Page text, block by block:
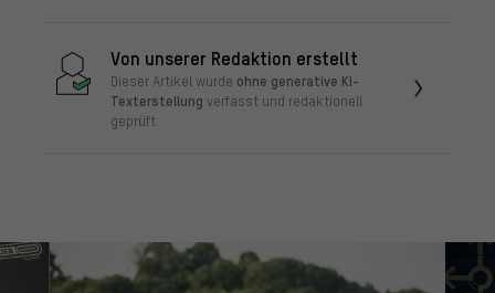
Von unserer Redaktion erstellt
Dieser Artikel wurde ohne generative KI-
Texterstellung verfasst und redaktionell
geprüft.